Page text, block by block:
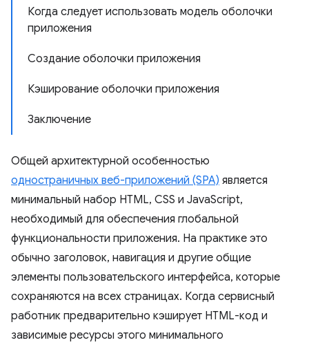
Когда следует использовать модель оболочки
приложения
Создание оболочки приложения
Кэширование оболочки приложения
Заключение
Общей архитектурной особенностью
одностраничных веб-приложений (SPA) является
минимальный набор HTML, CSS и JavaScript,
необходимый для обеспечения глобальной
функциональности приложения. На практике это
обычно заголовок, навигация и другие общие
элементы пользовательского интерфейса, которые
сохраняются на всех страницах. Когда сервисный
работник предварительно кэширует HTML-код и
зависимые ресурсы этого минимального